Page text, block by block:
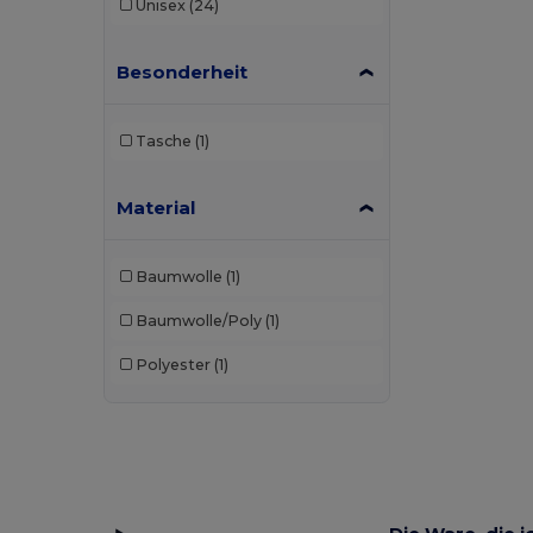
Unisex (24)
Besonderheit
Tasche (1)
Material
Baumwolle (1)
Baumwolle/Poly (1)
Polyester (1)